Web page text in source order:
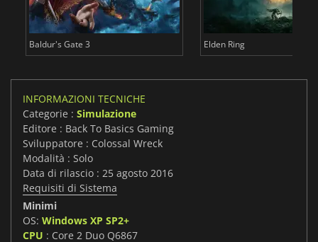
Baldur's Gate 3 Elden Ring
INFORMAZIONI TECNICHE
Categorie : Simulazione
Editore : Back To Basics Gaming
Sviluppatore : Colossal Wreck
Modalità : Solo
Data di rilascio : 25 agosto 2016
Requisiti di Sistema
Minimi
OS: Windows XP SP2+
CPU : Core 2 Duo Q6867